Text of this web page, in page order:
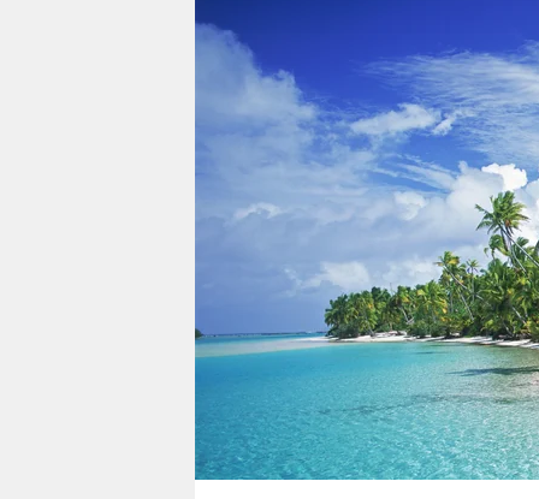
nord
wahrheit
verlag
verlag
veranstaltungen
fragen & hilfe
unterstützen
genossenschaft